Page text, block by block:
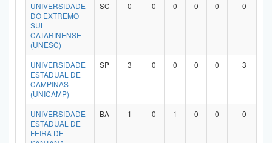
UNIVERSIDADE
DO EXTREMO
SUL
CATARINENSE
(UNESC)
SC 0 0 0 0 0 0
UNIVERSIDADE
ESTADUAL DE
CAMPINAS
(UNICAMP)
SP 3 0 0 0 0 3
UNIVERSIDADE
ESTADUAL DE
FEIRA DE
BA 1 0 1 0 0 0